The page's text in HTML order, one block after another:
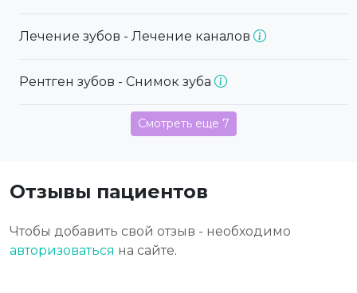
Лечение зубов - Лечение каналов
Рентген зубов - Снимок зуба
Смотреть еще 7
Отзывы пациентов
Чтобы добавить свой отзыв - необходимо
авторизоваться на сайте.